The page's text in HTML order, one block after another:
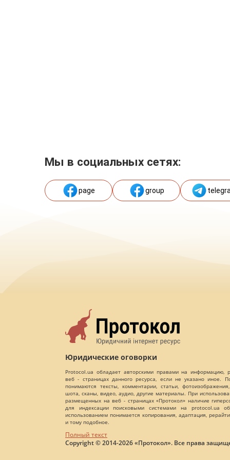
Мы в социальных сетях:
page group
Юридические оговорки
Protocol.ua обладает авторскими правами на информацию,
веб - страницах данного ресурса, если не указано иное.
понимаются тексты, комментарии, статьи,
шота, сканы, видео, аудио, другие материалы. При
размещенных на веб - страницах «Протокол» наличие
для индексации поисковыми системами на protocol.ua
использованием понимается копирования, адаптация,
и тому подобное.
Полный текст
Copyright © 2014-2026 «Протокол». Все права